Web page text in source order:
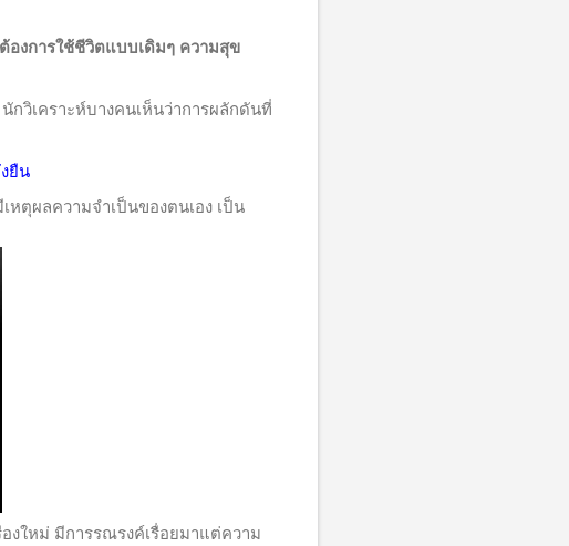
การใช้ชีวิตแบบเดิมๆ ความสุข
เคราะห์บางคนเห็นว่าการผลักดันที่
ยืน
ผลความจำเป็นของตนเอง เป็น
งใหม่ มีการรณรงค์เรื่อยมาแต่ความ